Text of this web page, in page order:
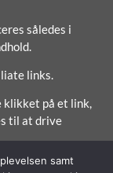
således i
links.
klikket på et link,
til at drive
samt